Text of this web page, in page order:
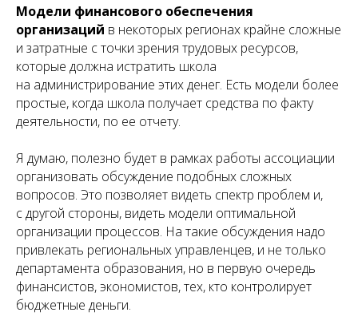
Модели финансового обеспечения
организаций в некоторых регионах крайне сложные
и затратные с точки зрения трудовых ресурсов,
которые должна истратить школа
на администрирование этих денег. Есть модели более
простые, когда школа получает средства по факту
деятельности, по ее отчету.
Я думаю, полезно будет в рамках работы ассоциации
организовать обсуждение подобных сложных
вопросов. Это позволяет видеть спектр проблем и,
с другой стороны, видеть модели оптимальной
организации процессов. На такие обсуждения надо
привлекать региональных управленцев, и не только
департамента образования, но в первую очередь
финансистов, экономистов, тех, кто контролирует
бюджетные деньги.